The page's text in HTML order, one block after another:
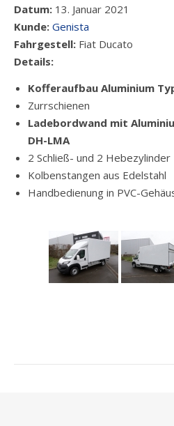
Datum: 13. Januar 2021
Kunde: Genista
Fahrgestell: Fiat Ducato
Details:
Kofferaufbau Aluminium
Zurrschienen
Ladebordwand mit
DH-LMA
2 Schließ- und 2 Hebezylinder
Kolbenstangen aus Edelstahl
Handbedienung in PVC-